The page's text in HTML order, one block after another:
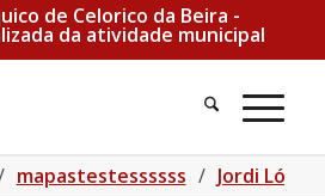
de Celorico da Beira -
da atividade municipal
mapastestessssss / Jordi